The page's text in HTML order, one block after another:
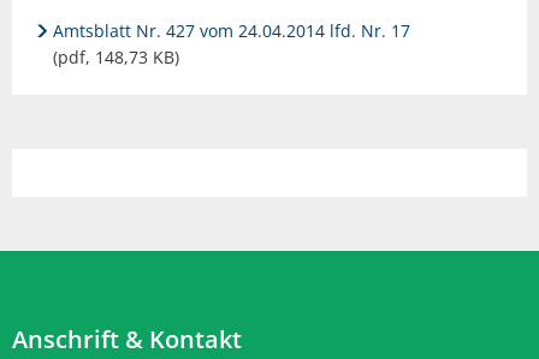
Amtsblatt Nr. 427 vom 24.04.2014 lfd. Nr. 17
(pdf, 148,73 KB)
Anschrift & Kontakt